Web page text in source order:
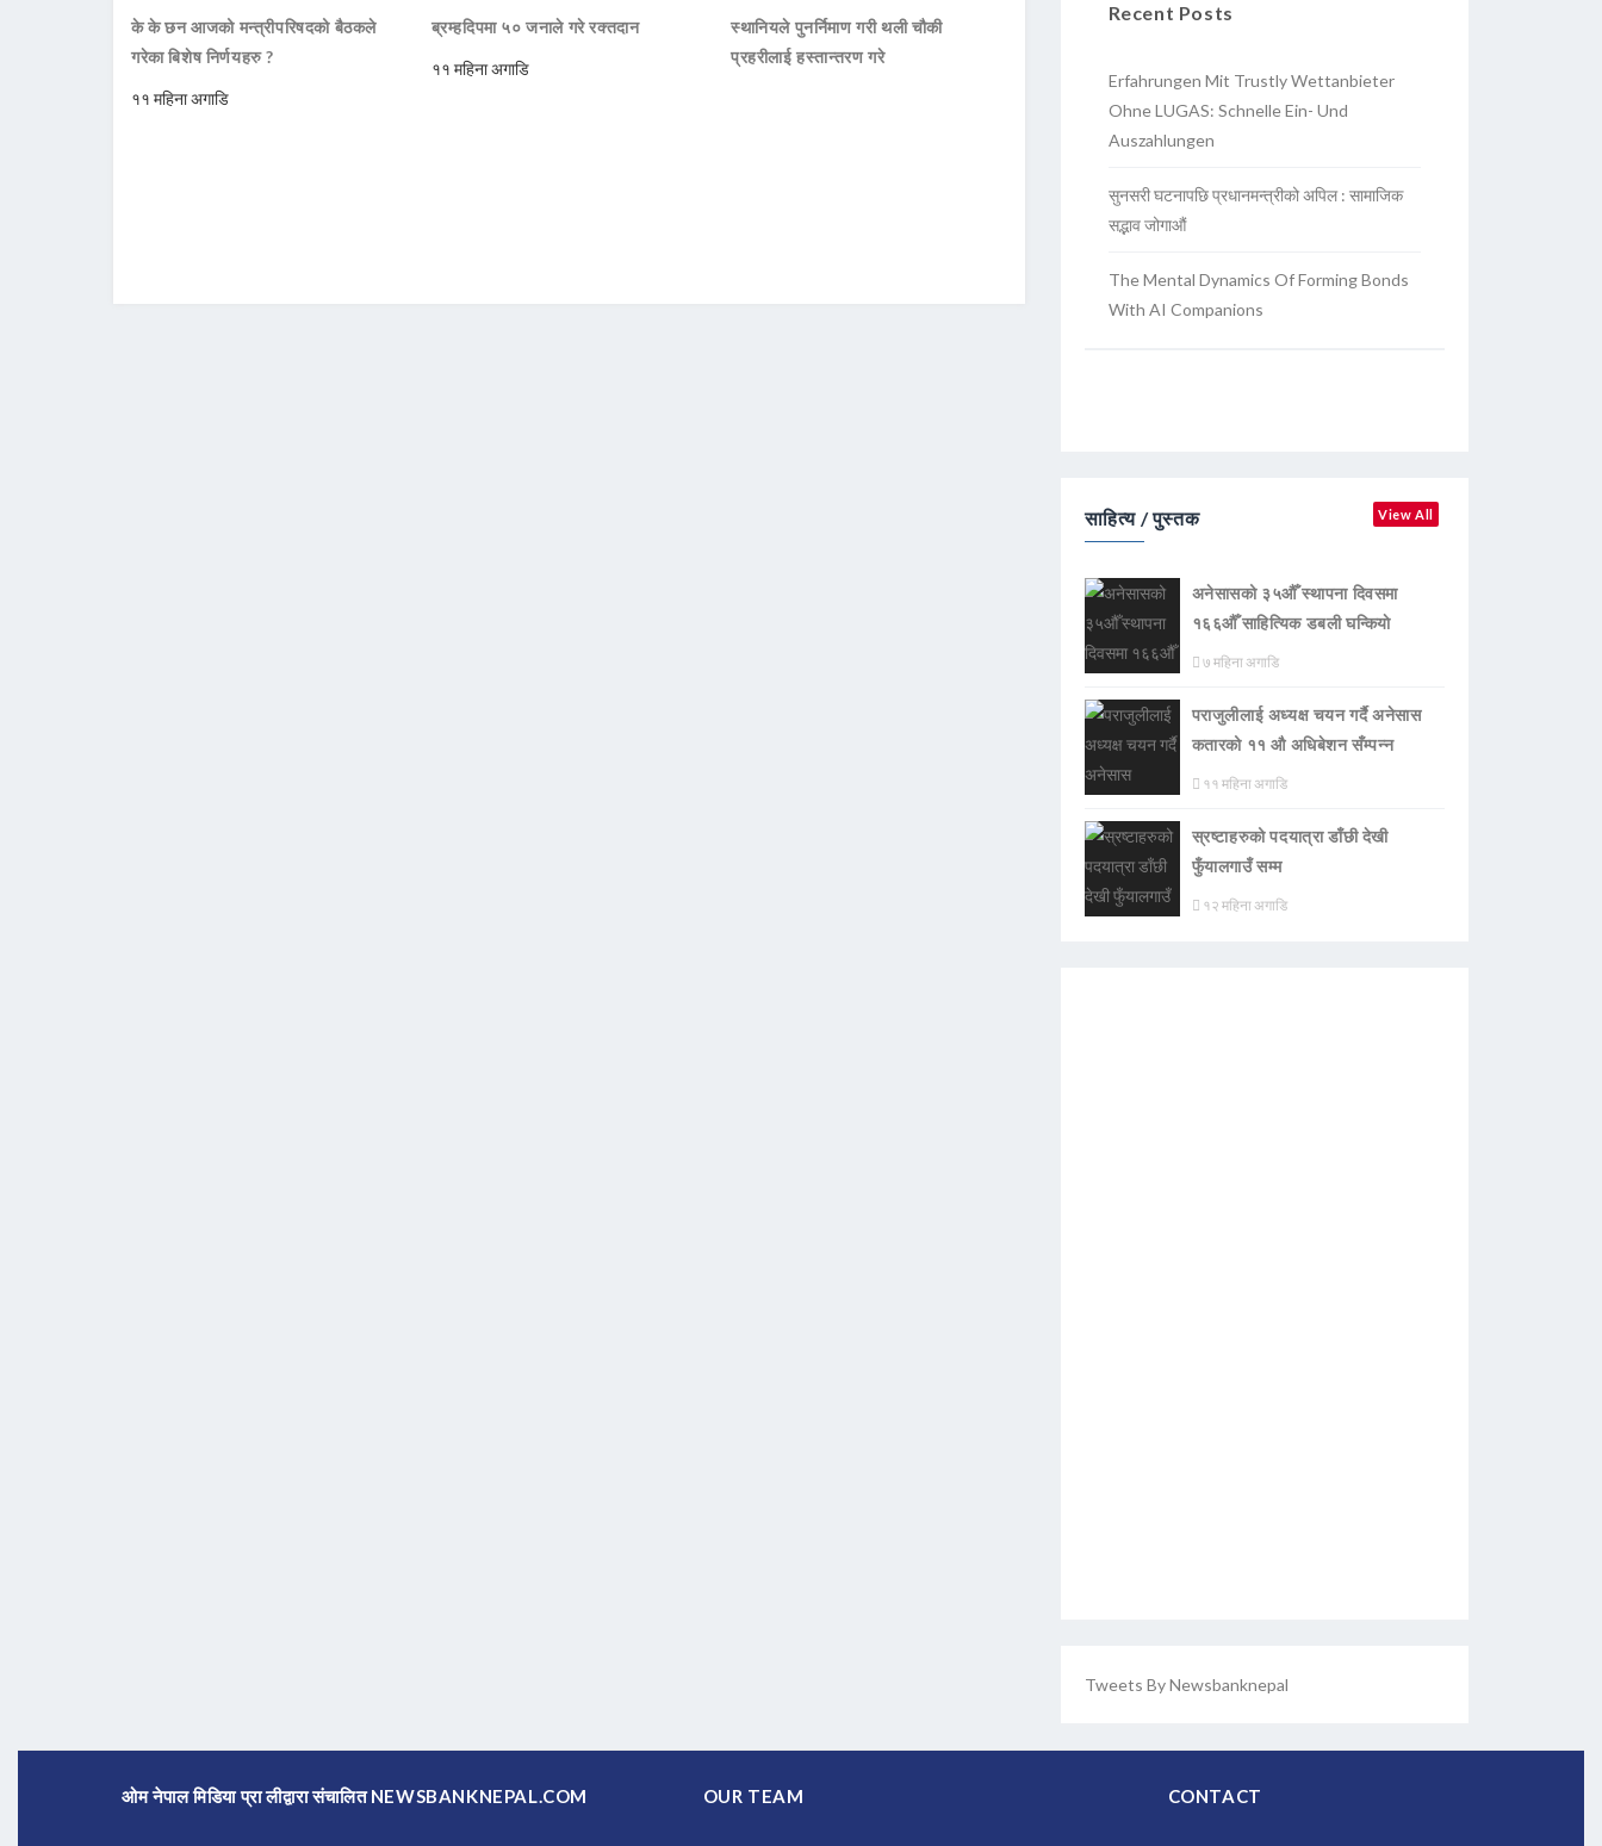
के के छन आजको मन्त्रीपरिषदको बैठकले
गरेका बिशेष निर्णयहरु ?
११ महिना अगाडि
ब्रम्हदिपमा ५० जनाले गरे रक्तदान
११ महिना अगाडि
स्थानियले पुनर्निमाण गरी थली चौकी
प्रहरीलाई हस्तान्तरण गरे
Recent Posts
Erfahrungen Mit Trustly Wettanbieter
Ohne LUGAS: Schnelle Ein- Und
Auszahlungen
सुनसरी घटनापछि प्रधानमन्त्रीको अपिल : सामाजिक
सद्भाव जोगाऔं
The Mental Dynamics Of Forming Bonds
With AI Companions
साहित्य / पुस्तक View All
अनेसासको ३५औँ स्थापना दिवसमा
१६६औँ साहित्यिक डबली घन्कियाे
७ महिना अगाडि
पराजुलीलाई अध्यक्ष चयन गर्दै अनेसास
कतारको ११ औ अधिबेशन सँम्पन्न
११ महिना अगाडि
स्रष्टाहरुको पदयात्रा डाँछी देखी
फुँयालगाउँ सम्म
१२ महिना अगाडि
Tweets By Newsbanknepal
ओम नेपाल मिडिया प्रा लीद्वारा संचालित NEWSBANKNEPAL.COM OUR TEAM CONTACT